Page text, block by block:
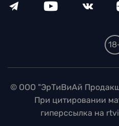
© ООО "ЭрТиВиАй
При цитировании
гиперссылка на